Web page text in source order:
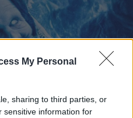
My Personal
sharing to third parties, or
sensitive information for